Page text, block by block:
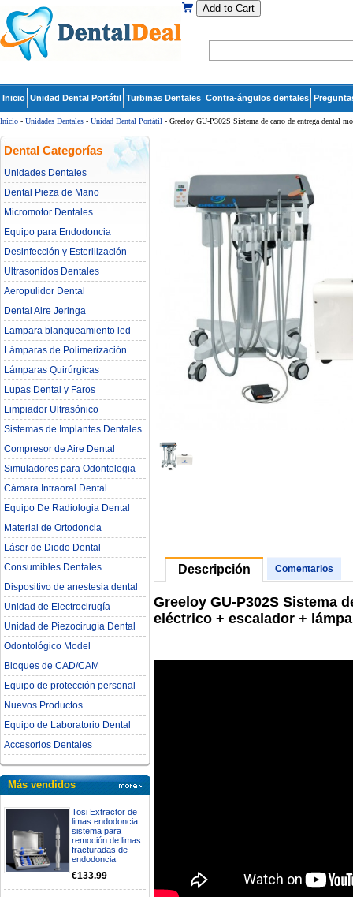
Add to Cart
Inicio Unidad Dental Portátil Turbinas Dentales Contra-ángulos dentales
Inicio - Unidades Dentales - Unidad Dental Portátil - Greeloy GU-P302S Sistema de carro de entrega dental
Dental Categorías
Unidades Dentales
Dental Pieza de Mano
Micromotor Dentales
Equipo para Endodoncia
Desinfección y Esterilización
Ultrasonidos Dentales
Aeropulidor Dental
Dental Aire Jeringa
Lampara blanqueamiento led
dental
Lámparas de Polimerización
Lámparas Quirúrgicas
Lupas Dental y Faros
Limpiador Ultrasónico
Sistemas de Implantes Dentales
Compresor de Aire Dental
Simuladores para Odontologia
Cámara Intraoral Dental
Equipo De Radiologia Dental‎
Material de Ortodoncia
Láser de Diodo Dental
Consumibles Dentales
Dispositivo de anestesia dental
Unidad de Electrocirugía
Unidad de Piezocirugía Dental
Odontológico Model
Bloques de CAD/CAM
Equipo de protección personal
Nuevos Productos
Equipo de Laboratorio Dental
Accesorios Dentales
Más vendidos
Tosi Extractor de
limas endodoncia
sistema para
remoción de limas
fracturadas de
endodoncia
€133.99
Descripción Comentarios
Greeloy GU-P302S Sistema
eléctrico + escalador +